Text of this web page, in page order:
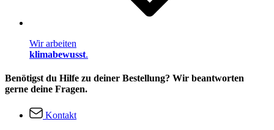
Wir arbeiten
klimabewusst.
Benötigst du Hilfe zu deiner Bestellung? Wir beantworten
gerne deine Fragen.
Kontakt